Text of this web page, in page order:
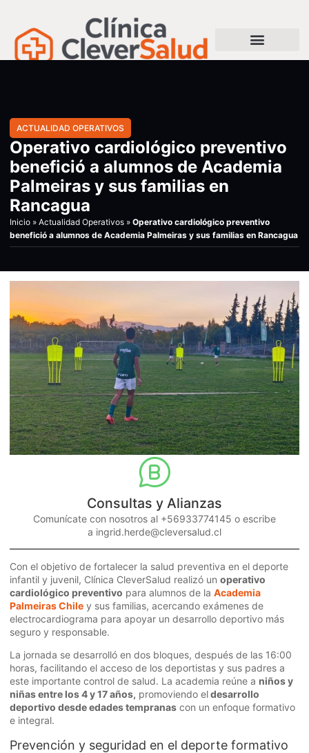
ACTUALIDAD OPERATIVOS
Operativo cardiológico preventivo
benefició a alumnos de Academia
Palmeiras y sus familias en
Rancagua
Inicio » Actualidad Operativos » Operativo cardiológico preventivo
benefició a alumnos de Academia Palmeiras y sus familias en Rancagua
Consultas y Alianzas
Comunícate con nosotros al +56933774145 o escribe
a ingrid.herde@cleversalud.cl
Con el objetivo de fortalecer la salud preventiva en el deporte
infantil y juvenil, Clínica CleverSalud realizó un operativo
cardiológico preventivo para alumnos de la Academia
Palmeiras Chile y sus familias, acercando exámenes de
electrocardiograma para apoyar un desarrollo deportivo más
seguro y responsable.
La jornada se desarrolló en dos bloques, después de las 16:00
horas, facilitando el acceso de los deportistas y sus padres a
este importante control de salud. La academia reúne a niños y
niñas entre los 4 y 17 años, promoviendo eldesarrollo
deportivo desde edades tempranas con un enfoque formativo
e integral.
Prevención y seguridad en el deporte formativo